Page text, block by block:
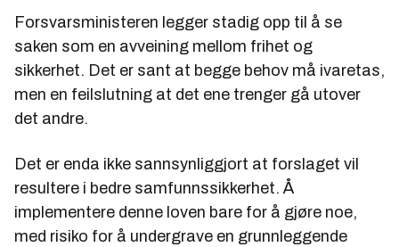
Forsvarsministeren legger stadig opp til å se
saken som en avveining mellom frihet og
sikkerhet. Det er sant at begge behov må ivaretas,
men en feilslutning at det ene trenger gå utover
det andre.
Det er enda ikke sannsynliggjort at forslaget vil
resultere i bedre samfunnssikkerhet. Å
implementere denne loven bare for å gjøre noe,
med risiko for å undergrave en grunnleggende